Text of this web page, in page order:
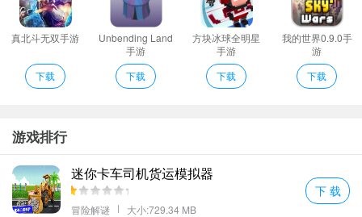
性越强大
游戏当中有着很多经典的游戏情节能够让玩家有身临其境的感觉给
玩家带来很好的游戏体验。
三族之争刺激非凡尽情诠释个人的超凡快感满足你的多种欲望与需
◎冒险者等级达到级开启系统点击宠物即可打开觉醒界面
记得增加耐力体力溢出的情况优化不然什么人都可以随便刷了。
更多好玩的手游，请持续关注顺发游戏网
真北斗无双手游
下载
Unbending Land
手游
下载
方块冰球全明星
手游
下载
我的世界0.9.0手
游
下载
游戏排行
迷你卡车司机货运模拟器
冒险解谜 大小:729.34 MB
下 载